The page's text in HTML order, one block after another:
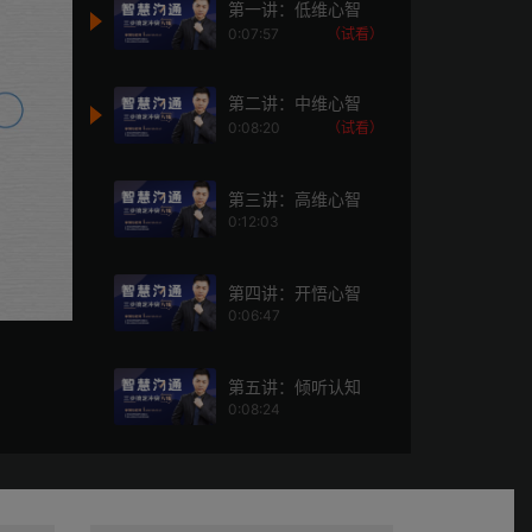
第一讲：低维心智
0:07:57 （试看）
第二讲：中维心智
0:08:20 （试看）
第三讲：高维心智
0:12:03
第四讲：开悟心智
0:06:47
第五讲：倾听认知
0:08:24